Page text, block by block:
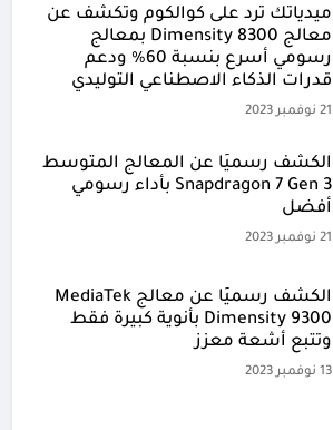
ميدياتك ترد على كوالكوم وتكشف عن
معالج Dimensity 8300 بمعالج
رسومي أسرع بنسبة 60% ودعم
قدرات الذكاء الاصطناعي التوليدي
21 نوفمبر 2023
الكشف رسميًا عن المعالج المتوسط
Snapdragon 7 Gen 3 بأداء رسومي
أفضل
21 نوفمبر 2023
الكشف رسميًا عن معالج MediaTek
Dimensity 9300 بأنوية كبيرة فقط
وتتبع أشعة معزز
13 نوفمبر 2023